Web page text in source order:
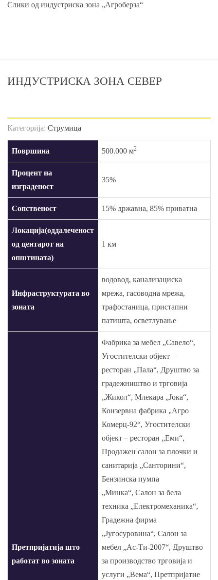
Слики од индустриска зона „Агроберза“
ИНДУСТРИСКА ЗОНА СЕВЕР
Категорија: Струмица
Површина 500.000 м2
Процент на
изграденост
35%
Сопственост 15% државна, 85% приватна
Локација(оддалеченост
од центарот на
општината)
1 км
Инфраструктурата во
зоната
водовод, канализациска
мрежа, гасоводна мрежа,
трафостаница, пристапни
патишта, осветлување
Претпријатија што
работат во зоната
Фабрика за мебел „Савело“,
Угостителски објект –
ресторан „Пала“, Друштво за
градежништво и трговија
„Жикол“, Млекара „Јока“,
Конзервна фабрика „Агро
Комерц-92“, Угостителски
објект – ресторан „Еми“,
Продажен салон за плочки и
санитарија „Санторини“,
Бензинска пумпа
„Минка“, Салон за бела
техника „Електромеханика“,
Градежна фирма
„Југосуровина“, Салон за
мебел „Ас-Ти-2007“, Друштво
за производство трговија и
услуги „Вема“, Претпријатие